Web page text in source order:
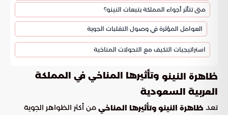
متى تتأثر أجواء المملكة بتبعات النينو؟
العوامل المؤثرة في وصول التقلبات الجوية
استراتيجيات التكيف مع التحولات المناخية
ظاهرة النينو وتأثيرها المناخي في المملكة
العربية السعودية
تعد ظاهرة النينو وتأثيرها المناخي من أكثر الظواهر الجوية